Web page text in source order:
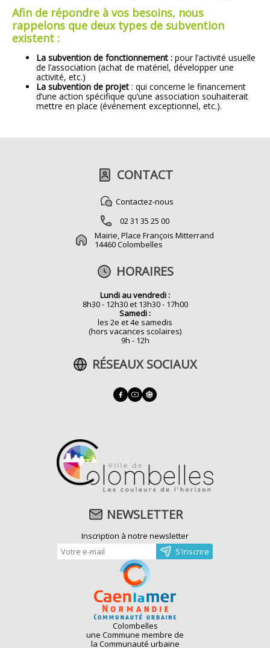
Afin de répondre à vos besoins, nous
rappelons que deux types de subvention
existent :
La subvention de fonctionnement : pour l’activité usuelle
de l’association (achat de matériel, développer une
activité, etc.)
La subvention de projet : qui concerne le financement
d’une action spécifique qu’une association souhaiterait
mettre en place (événement exceptionnel, etc.).
CONTACT
Contactez-nous
02 31 35 25 00
Mairie, Place François Mitterrand
14460 Colombelles
HORAIRES
Lundi au vendredi :
8h30 - 12h30 et 13h30 - 17h00
Samedi :
les 2e et 4e samedis
(hors vacances scolaires)
9h - 12h
RÉSEAUX SOCIAUX
NEWSLETTER
Inscription à notre newsletter
Colombelles
une Commune membre de
la Communauté urbaine